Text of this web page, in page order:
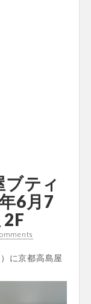
ブティ
6月7
に京都高島屋